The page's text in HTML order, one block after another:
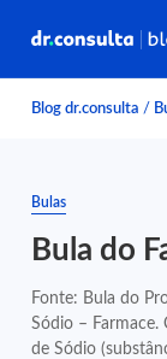
Blog dr.consulta /
Bulas
Bula do
Fonte: Bula do
Sódio –
de Sódio